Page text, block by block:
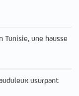
Tunisie, une hausse
usurpant